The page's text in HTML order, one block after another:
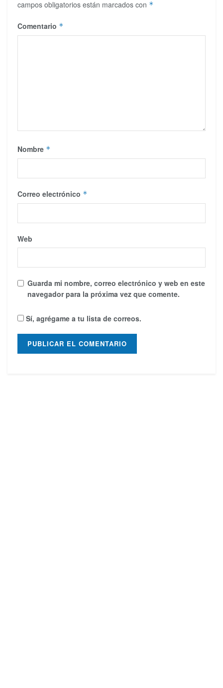
campos obligatorios están marcados con *
Comentario *
Nombre *
Correo electrónico *
Web
Guarda mi nombre, correo electrónico y web en este
navegador para la próxima vez que comente.
Sí, agrégame a tu lista de correos.